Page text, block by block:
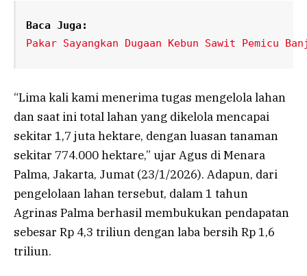
Baca Juga:
Pakar Sayangkan Dugaan Kebun Sawit Pemicu
“Lima kali kami menerima tugas mengelola lahan
dan saat ini total lahan yang dikelola mencapai
sekitar 1,7 juta hektare, dengan luasan tanaman
sekitar 774.000 hektare,” ujar Agus di Menara
Palma, Jakarta, Jumat (23/1/2026). Adapun, dari
pengelolaan lahan tersebut, dalam 1 tahun
Agrinas Palma berhasil membukukan pendapatan
sebesar Rp 4,3 triliun dengan laba bersih Rp 1,6
triliun.